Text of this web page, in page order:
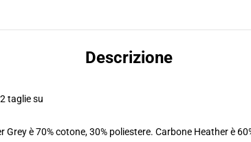
Descrizione
taglie su
è 70% cotone, 30% poliestere. Carbone Heather è